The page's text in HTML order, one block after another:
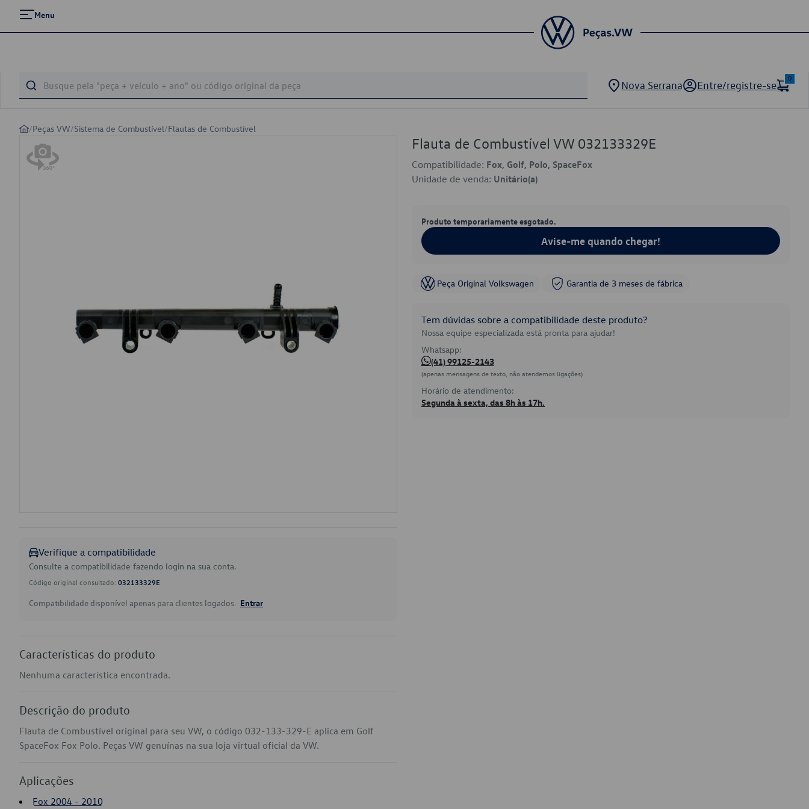
Menu
Nova Serrana Entre/registre-se
0
/Peças VW/Sistema de Combustível/Flautas de Combustível
Verifique a compatibilidade
Consulte a compatibilidade fazendo login na sua conta.
Código original consultado: 032133329E
Compatibilidade disponível apenas para clientes logados. Entrar
Características do produto
Nenhuma característica encontrada.
Descrição do produto
Flauta de Combustível original para seu VW, o código 032-133-329-E aplica em Golf
SpaceFox Fox Polo. Peças VW genuínas na sua loja virtual oficial da VW.
Aplicações
Fox 2004 - 2010
Flauta de Combustível VW 032133329E
Compatibilidade: Fox, Golf, Polo, SpaceFox
Unidade de venda: Unitário(a)
Produto temporariamente esgotado.
Avise-me quando chegar!
Peça Original Volkswagen Garantia de 3 meses de fábrica
Tem dúvidas sobre a compatibilidade deste produto?
Nossa equipe especializada está pronta para ajudar!
Whatsapp:
(41) 99125-2143
(apenas mensagens de texto, não atendemos ligações)
Horário de atendimento:
Segunda à sexta, das 8h às 17h.